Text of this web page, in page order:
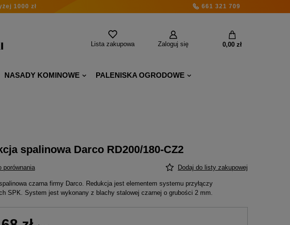
1000 zł 661 321 709
Zaloguj się
Lista zakupowa 0,00 zł
NASADY KOMINOWE
PALENISKA OGRODOWE
spalinowa Darco RD200/180-CZ2
porównania Dodaj do listy zakupowej
czarna firmy Darco. Redukcja jest elementem systemu przyłączy
SPK. System jest wykonany z blachy stalowej czarnej o grubości 2 mm.